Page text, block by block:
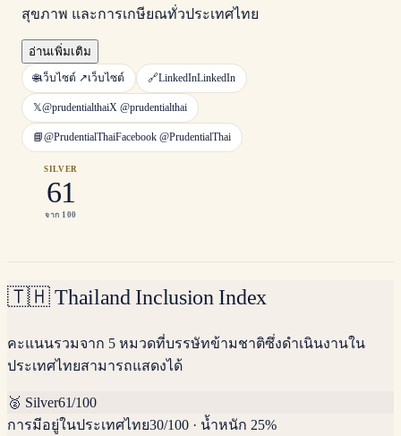
สุขภาพ และการเกษียณทั่วประเทศไทย
อ่านเพิ่มเติม
🌐เว็บไซต์ ↗เว็บไซต์ 🔗LinkedInLinkedIn
𝕏@prudentialthaiX @prudentialthai
📘@PrudentialThaiFacebook @PrudentialThai
SILVER
61
จาก 100
🇹🇭 Thailand Inclusion Index
คะแนนรวมจาก 5 หมวดที่บรรษัทข้ามชาติซึ่งดำเนินงานใน
ประเทศไทยสามารถแสดงได้
🥈 Silver61/100
การมีอยู่ในประเทศไทย30/100 · น้ำหนัก 25%